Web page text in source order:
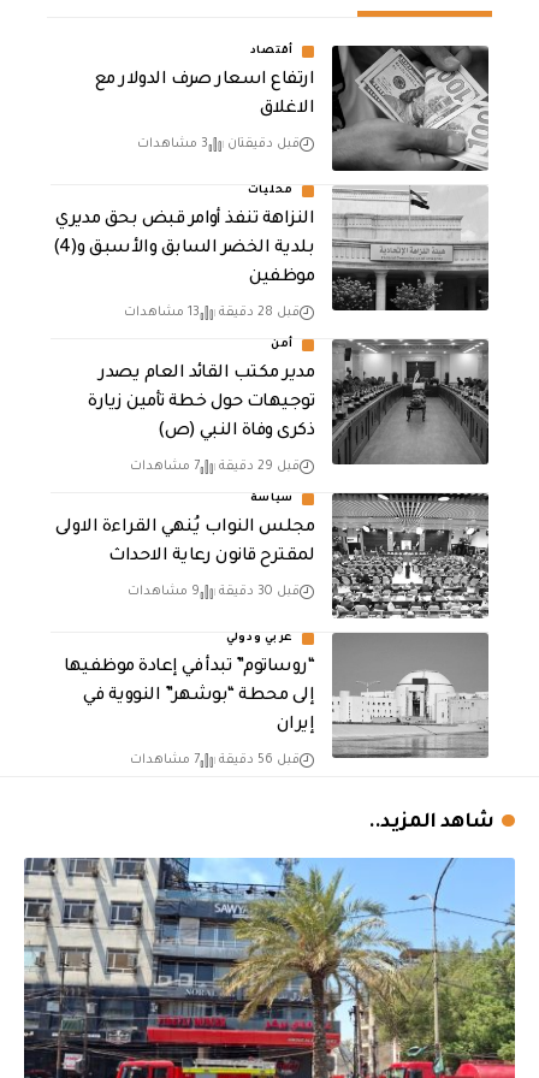
أقتصاد
ارتفاع اسعار صرف الدولار مع
الاغلاق
قبل دقيقتان 3 مشاهدات
محليات
النزاهة تنفذ أوامر قبض بحق مديري
بلدية الخضر السابق والأسبق و(4)
موظفين
قبل 28 دقيقة 13 مشاهدات
أمن
مدير مكتب القائد العام يصدر
توجيهات حول خطة تأمين زيارة
ذكرى وفاة النبي (ص)
قبل 29 دقيقة 7 مشاهدات
سياسة
مجلس النواب يُنهي القراءة الاولى
لمقترح قانون رعاية الاحداث
قبل 30 دقيقة 9 مشاهدات
عربي ودولي
“روساتوم” تبدأ في إعادة موظفيها
إلى محطة “بوشهر” النووية في
إيران
قبل 56 دقيقة 7 مشاهدات
شاهد المزيد..